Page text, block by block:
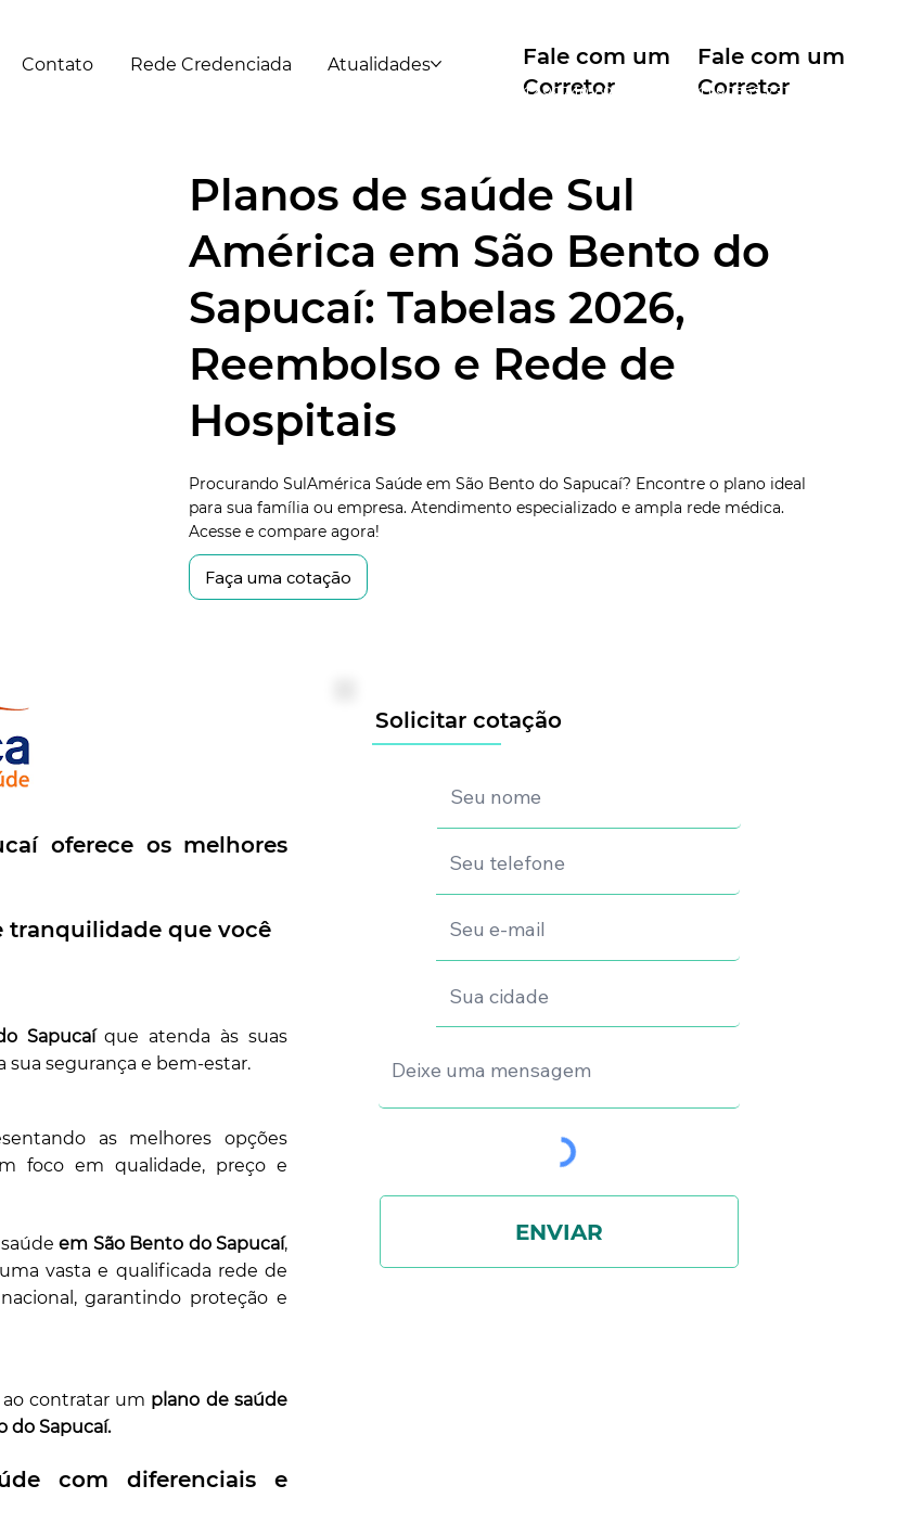
Contato Rede Credenciada Atualidades
Fale com um
Corretor
11 99553-7374
Fale com um
Corretor
12 99740-6958
Planos de saúde Sul
América em São Bento do
Sapucaí: Tabelas 2026,
Reembolso e Rede de
Hospitais
Procurando SulAmérica Saúde em São Bento do Sapucaí? Encontre o plano ideal
para sua família ou empresa. Atendimento especializado e ampla rede médica.
Acesse e compare agora!
Faça uma cotação
oferece os melhores
tranquilidade que você
Sapucaíque atenda às suas
sua segurança e bem-estar.
as melhores opções
foco em qualidade, preço e
saúdeem São Bento do Sapucaí,
vasta e qualificada rede de
garantindo proteção e
contratar um plano de saúde
do Sapucaí.
com diferenciais e
Solicitar cotação
ENVIAR